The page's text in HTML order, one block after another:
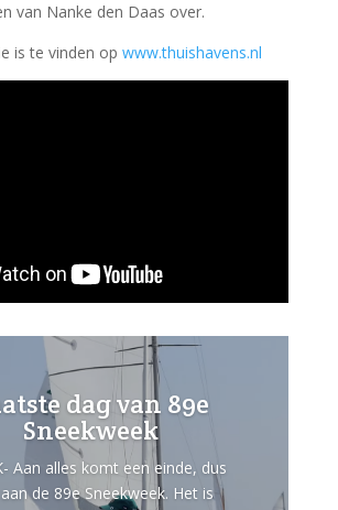
van Nanke den Daas over.
is te vinden op www.thuishavens.nl
dag van 89e
Sneekweek
Aan alles komt een einde, dus
de 89e Sneekweek. Het is